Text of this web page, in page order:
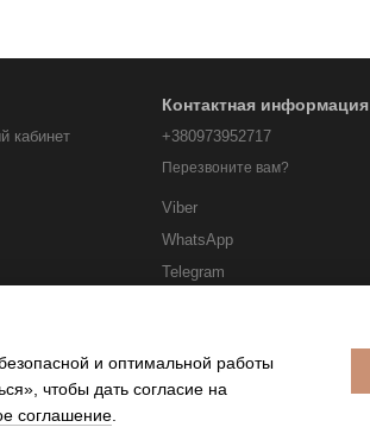
кабинет
Контактная информация
+380973952717
Перезвоните вам?
Viber
WhatsApp
Telegram
и оптимальной работы
чтобы дать согласие на
соглашение